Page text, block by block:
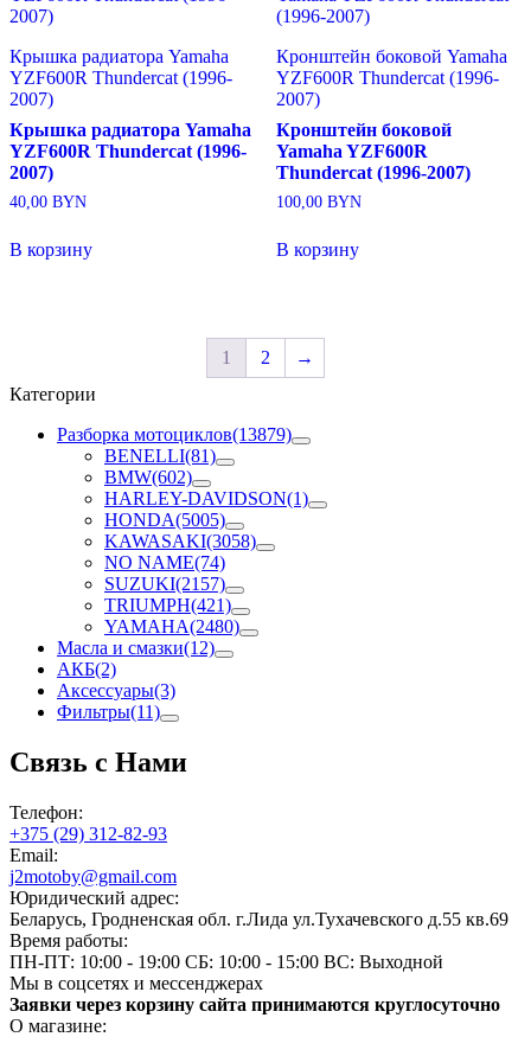
Крышка радиатора Yamaha
YZF600R Thundercat (1996-
2007)
Крышка радиатора Yamaha
YZF600R Thundercat (1996-
2007)
40,00 BYN
В корзину
Кронштейн боковой Yamaha
YZF600R Thundercat (1996-
2007)
Кронштейн боковой
Yamaha YZF600R
Thundercat (1996-2007)
100,00 BYN
В корзину
1 2
→
Категории
Разборка мотоциклов(13879)
BENELLI(81)
BMW(602)
HARLEY-DAVIDSON(1)
HONDA(5005)
KAWASAKI(3058)
NO NAME(74)
SUZUKI(2157)
TRIUMPH(421)
YAMAHA(2480)
Масла и смазки(12)
АКБ(2)
Аксессуары(3)
Фильтры(11)
Связь с Нами
Телефон:
+375 (29) 312-82-93
Email:
j2motoby@gmail.com
Юридический адрес:
Беларусь, Гродненская обл. г.Лида ул.Тухачевского д.55 кв.69
Время работы:
ПН-ПТ: 10:00 - 19:00 СБ: 10:00 - 15:00 ВС: Выходной
Мы в соцсетях и мессенджерах
Заявки через корзину сайта принимаются круглосуточно
О магазине: